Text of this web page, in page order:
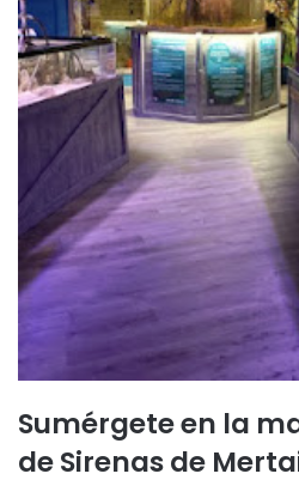
Sumérgete en la
de Sirenas de